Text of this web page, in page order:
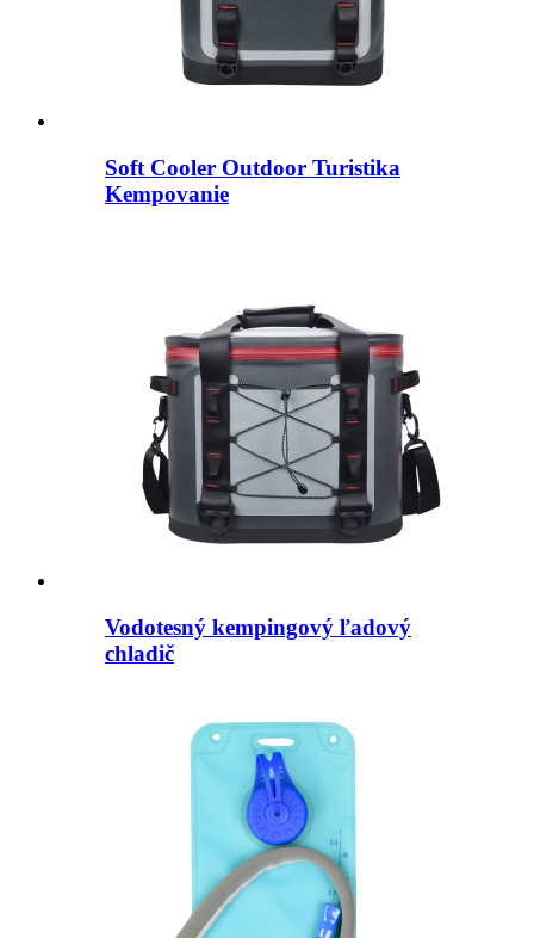
Soft Cooler Outdoor Turistika
Kempovanie
Vodotesný kempingový ľadový
chladič